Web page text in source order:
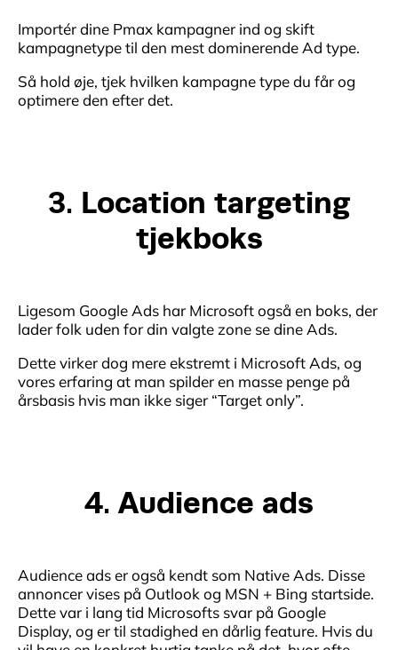
Importér dine Pmax kampagner ind og skift
kampagnetype til den mest dominerende Ad type.
Så hold øje, tjek hvilken kampagne type du får og
optimere den efter det.
3. Location targeting
tjekboks
Ligesom Google Ads har Microsoft også en boks, der
lader folk uden for din valgte zone se dine Ads.
Dette virker dog mere ekstremt i Microsoft Ads, og
vores erfaring at man spilder en masse penge på
årsbasis hvis man ikke siger “Target only”.
4. Audience ads
Audience ads er også kendt som Native Ads. Disse
annoncer vises på Outlook og MSN + Bing startside.
Dette var i lang tid Microsofts svar på Google
Display, og er til stadighed en dårlig feature. Hvis du